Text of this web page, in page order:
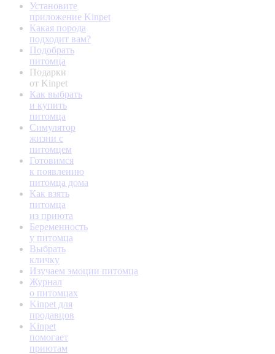
Установите
приложение Kinpet
Какая порода
подходит вам?
Подобрать
питомца
Подарки
от Kinpet
Как выбрать
и купить
питомца
Симулятор
жизни с
питомцем
Готовимся
к появлению
питомца дома
Как взять
питомца
из приюта
Беременность
у питомца
Выбрать
кличку
Изучаем эмоции питомца
Журнал
о питомцах
Kinpet для
продавцов
Kinpet
помогает
приютам